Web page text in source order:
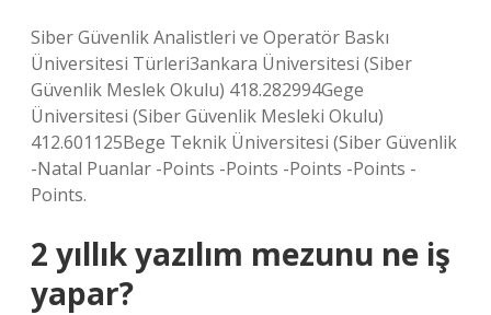
Siber Güvenlik Analistleri ve Operatör Baskı
Üniversitesi Türleri3ankara Üniversitesi (Siber
Güvenlik Meslek Okulu) 418.282994Gege
Üniversitesi (Siber Güvenlik Mesleki Okulu)
412.601125Bege Teknik Üniversitesi (Siber Güvenlik
-Natal Puanlar -Points -Points -Points -Points -
Points.
2 yıllık yazılım mezunu ne iş
yapar?